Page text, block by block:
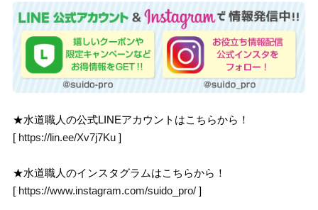
★水道職人の公式LINEアカウントはこちらから！
[ https://lin.ee/Xv7j7Ku ]
★水道職人のインスタグラムはこちらから！
[ https://www.instagram.com/suido_pro/ ]